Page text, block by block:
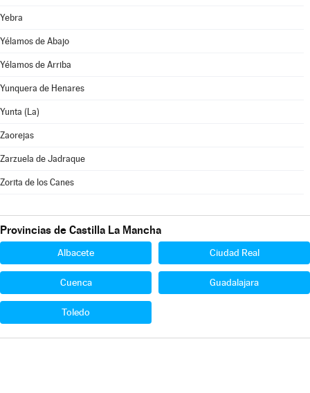
Yebra
Yélamos de Abajo
Yélamos de Arriba
Yunquera de Henares
Yunta (La)
Zaorejas
Zarzuela de Jadraque
Zorita de los Canes
Provincias de Castilla La Mancha
Albacete Ciudad Real
Cuenca Guadalajara
Toledo